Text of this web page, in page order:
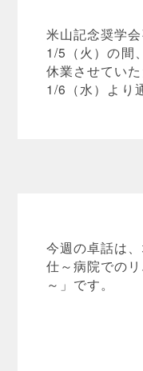
米山記念奨学
1/5（火）の間、
休業させてい
1/6（水） より
今週の卓話は
仕～病院での
～」です。